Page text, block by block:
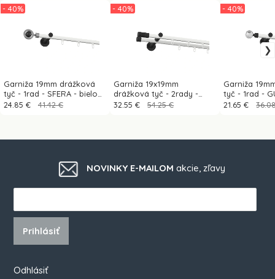
Garniža 19mm drážková
tyč - 1rad - SFERA - bielo
čierna
- 40%
24.85 € 41.42 €
Garniža 19x19mm
drážková tyč - 2rady -
TECHNO - bielo čierna
- 40%
32.55 € 54.25 €
Garniža
tyč - 1rad -
- bielo čierna
- 40%
21.65 €
NOVINKY E-MAILOM akcie, zľavy
Prihlásiť
Odhlásiť